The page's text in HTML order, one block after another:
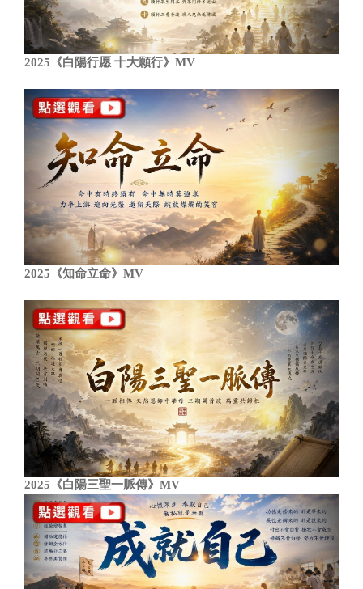
2025《白陽行愿 十大願行》MV
2025《知命立命》MV
2025《白陽三聖一脈傳》MV